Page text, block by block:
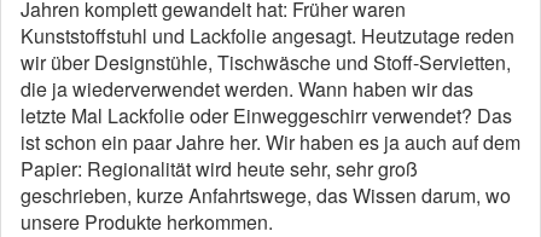
Jahren komplett gewandelt hat: Früher waren
Kunststoffstuhl und Lackfolie angesagt. Heutzutage reden
wir über Designstühle, Tischwäsche und Stoff-Servietten,
die ja wiederverwendet werden. Wann haben wir das
letzte Mal Lackfolie oder Einweggeschirr verwendet? Das
ist schon ein paar Jahre her. Wir haben es ja auch auf dem
Papier: Regionalität wird heute sehr, sehr groß
geschrieben, kurze Anfahrtswege, das Wissen darum, wo
unsere Produkte herkommen.